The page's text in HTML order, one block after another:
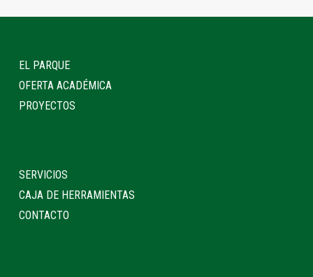
EL PARQUE
OFERTA ACADÉMICA
PROYECTOS
SERVICIOS
CAJA DE HERRAMIENTAS
CONTACTO